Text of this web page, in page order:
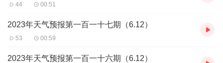
44 00:51
2023年天气预报第一百一十七期（6.12）
53 00:59
2023年天气预报第一百一十六期（6.12）